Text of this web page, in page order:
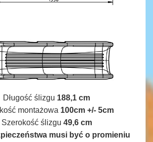
Długość ślizgu 188,1 cm
montażowa 100cm +/- 5cm
Szerokość ślizgu 49,6 cm
musi być o promieniu